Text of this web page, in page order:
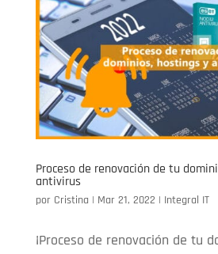
Proceso de renovación de tu
antivirus
por Cristina | Mar 21, 2022 | Integral IT
¡Proceso de renovación de tu